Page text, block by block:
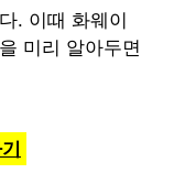
. 이때 화웨이
미리 알아두면